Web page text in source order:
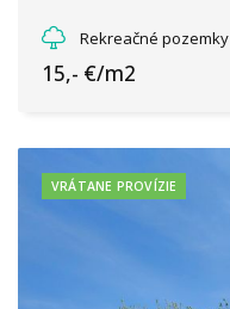
Rekreačné pozemky
15,- €/m2
VRÁTANE PROVÍZIE